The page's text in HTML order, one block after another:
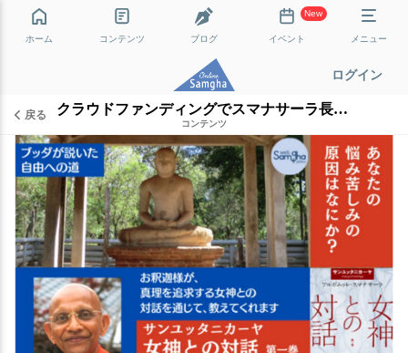
ホーム コンテンツ ブログ
New
イベント メニュー
ログイン
戻る クラウドファンディングでスマナサーラ長老の書籍を出版します！
コンテンツ